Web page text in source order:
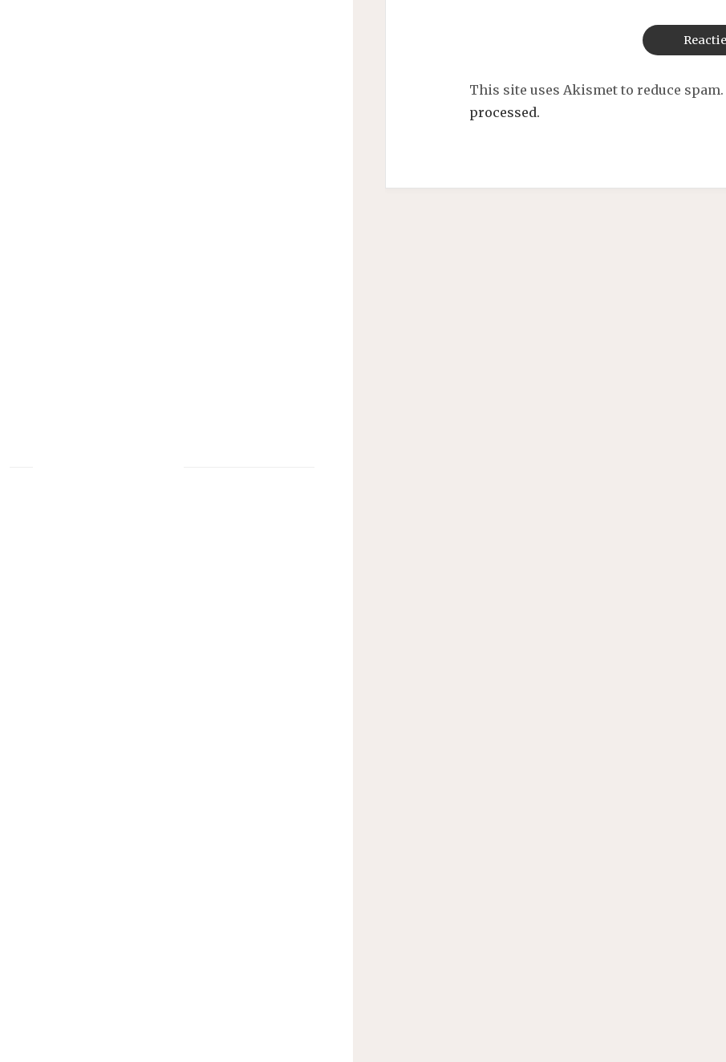
This site uses Akismet to reduce spam.
processed.